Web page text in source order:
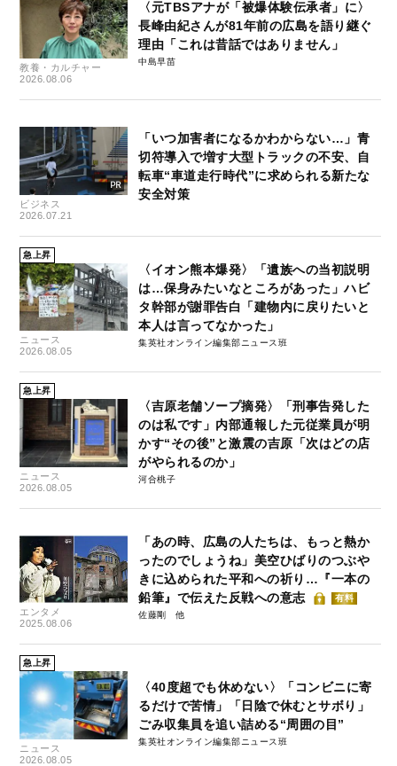
教養・カルチャー
2026.08.06
〈元TBSアナが「被爆体験伝承者」に〉
長峰由紀さんが81年前の広島を語り継ぐ
理由「これは昔話ではありません」
中島早苗
ビジネス
2026.07.21
「いつ加害者になるかわからない…」青
切符導入で増す大型トラックの不安、自
転車“車道走行時代”に求められる新たな
安全対策
急上昇
ニュース
2026.08.05
〈イオン熊本爆発〉「遺族への当初説明
は…保身みたいなところがあった」ハビ
タ幹部が謝罪告白「建物内に戻りたいと
本人は言ってなかった」
集英社オンライン編集部ニュース班
急上昇
ニュース
2026.08.05
〈吉原老舗ソープ摘発〉「刑事告発した
のは私です」内部通報した元従業員が明
かす“その後”と激震の吉原「次はどの店
がやられるのか」
河合桃子
エンタメ
2025.08.06
「あの時、広島の人たちは、もっと熱か
ったのでしょうね」美空ひばりのつぶや
きに込められた平和への祈り…『一本の
鉛筆』で伝えた反戦への意志
有料
佐藤剛
急上昇
ニュース
2026.08.05
〈40度超でも休めない〉「コンビニに寄
るだけで苦情」「日陰で休むとサボり」
ごみ収集員を追い詰める“周囲の目”
集英社オンライン編集部ニュース班